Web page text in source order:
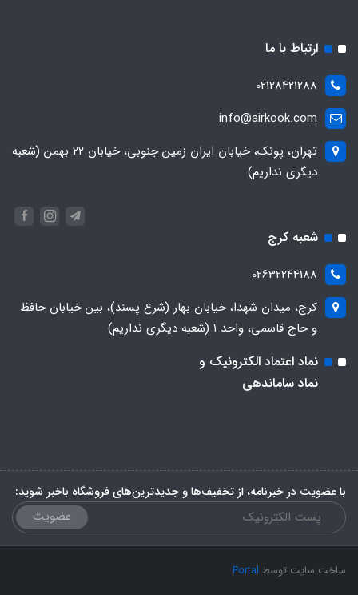
ارتباط با ما
02128421288
info@airkook.com
تهران، پونک، خیابان ایران زمین جنوبی، خیابان 22 بهمن (شعبه
دیگری نداریم)
شعبه کرج
02632244188
کرج، میدان شهدا، خیابان بهار (شرع پسند)، بین خیابان حافظ
و حاج قاسمی، واحد ۱ (شعبه دیگری نداریم)
نماد اعتماد الکترونیک و
نماد ساماندهی
با عضویت در خبرنامه، از تخفیف‌ها و جدیدترین‌های فروشگاه باخبر شوید:
عضویت
ساخت سایت توسط Portal